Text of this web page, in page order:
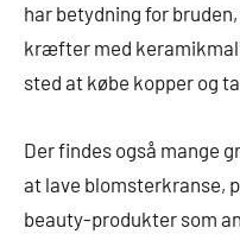
har betydning for
kræfter med
sted at købe kopper og
Der findes også mange
at lave blomsterkranse,
beauty-produkter som